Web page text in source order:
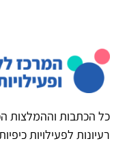
כל הכתבות וההמלצות
רעיונות לפעילויות